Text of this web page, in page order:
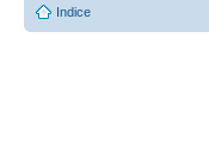
Indice